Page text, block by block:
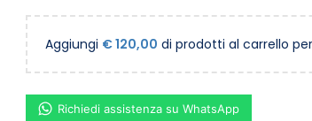
Aggiungi €120,00 di prodotti al carrello
Richiedi assistenza su WhatsApp